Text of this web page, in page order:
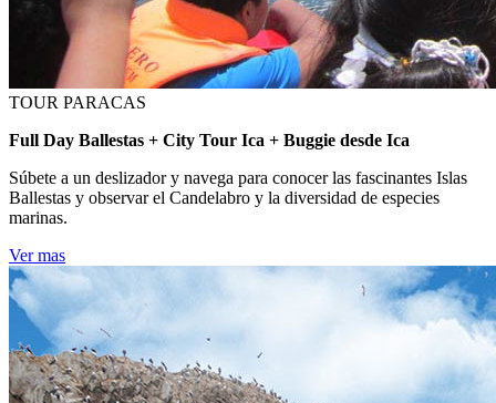
TOUR PARACAS
Full Day Ballestas + City Tour Ica + Buggie desde Ica
Súbete a un deslizador y navega para conocer las fascinantes Islas
Ballestas y observar el Candelabro y la diversidad de especies
marinas.
Ver mas